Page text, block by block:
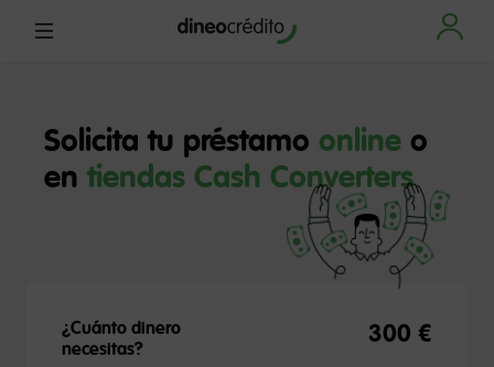
Solicita tu préstamo online o
en tiendas Cash Converters
¿Cuánto dinero
necesitas?
300 €